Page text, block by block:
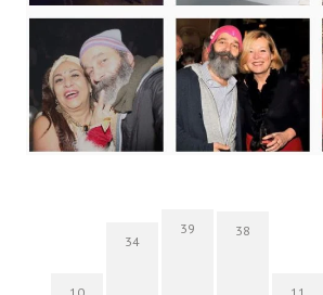
34
39 38